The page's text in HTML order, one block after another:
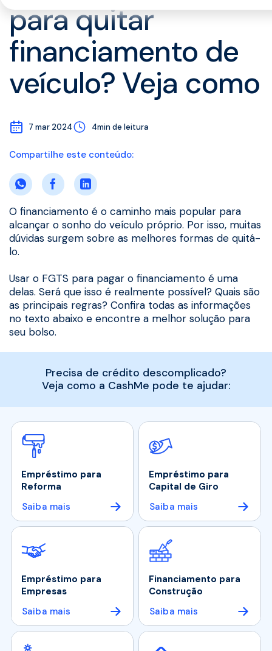
para quitar
financiamento de
veículo? Veja como
7 mar 2024 4min de leitura
O financiamento é o caminho mais popular para
alcançar o sonho do veículo próprio. Por isso, muitas
dúvidas surgem sobre as melhores formas de quitá-
lo.
Usar o FGTS para pagar o financiamento é uma
delas. Será que isso é realmente possível? Quais são
as principais regras? Confira todas as informações
no texto abaixo e encontre a melhor solução para
seu bolso.
Precisa de crédito descomplicado?
Veja como a CashMe pode te ajudar:
Empréstimo para
Reforma
Saiba mais
Empréstimo para
Capital de Giro
Saiba mais
Empréstimo para
Empresas
Saiba mais
Financiamento para
Construção
Saiba mais
Compartilhe este conteúdo: